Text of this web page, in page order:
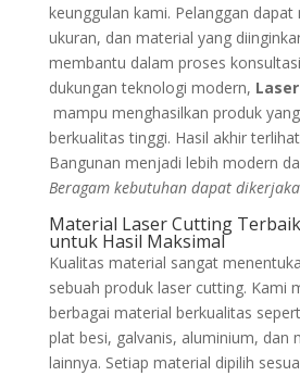
keunggulan kami. Pelanggan
ukuran, dan material yang
membantu dalam proses
dukungan teknologi modern,
mampu menghasilkan produk
berkualitas tinggi. Hasil akhir
Bangunan menjadi lebih modern
Beragam kebutuhan dapat
Material Laser Cutting
untuk Hasil Maksimal
Kualitas material sangat
sebuah produk laser cutting. Kami
berbagai material berkualitas
plat besi, galvanis, aluminium, dan
lainnya. Setiap material dipilih